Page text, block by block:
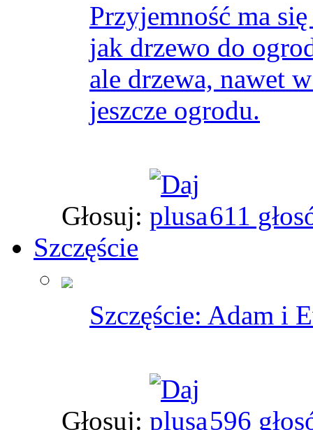
Przyjemność ma
jak drzewo do
ale drzewa, nawet
jeszcze ogrodu.
Głosuj:
611
Szczęście
Szczęście: Adam i
Głosuj:
596